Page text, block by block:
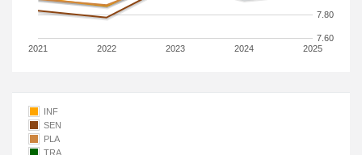
2021 2022 2023 2024 2025
7.60
7.80
INF
SEN
PLA
TRA